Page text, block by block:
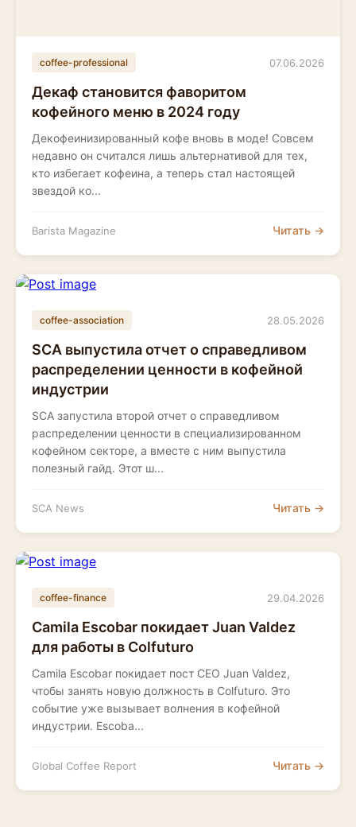
coffee-professional 07.06.2026
Декаф становится фаворитом
кофейного меню в 2024 году
Декофеинизированный кофе вновь в моде! Совсем
недавно он считался лишь альтернативой для тех,
кто избегает кофеина, а теперь стал настоящей
звездой ко...
Barista Magazine Читать →
coffee-association 28.05.2026
SCA выпустила отчет о справедливом
распределении ценности в кофейной
индустрии
SCA запустила второй отчет о справедливом
распределении ценности в специализированном
кофейном секторе, а вместе с ним выпустила
полезный гайд. Этот ш...
SCA News Читать →
coffee-finance 29.04.2026
Camila Escobar покидает Juan Valdez
для работы в Colfuturo
Camila Escobar покидает пост CEO Juan Valdez,
чтобы занять новую должность в Colfuturo. Это
событие уже вызывает волнения в кофейной
индустрии. Escoba...
Global Coffee Report Читать →